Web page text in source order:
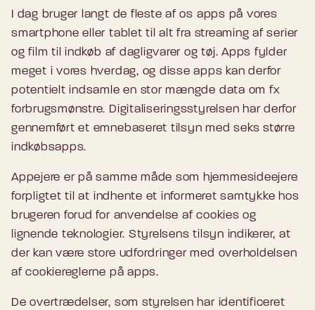
I dag bruger langt de fleste af os apps på vores
smartphone eller tablet til alt fra streaming af serier
og film til indkøb af dagligvarer og tøj. Apps fylder
meget i vores hverdag, og disse apps kan derfor
potentielt indsamle en stor mængde data om fx
forbrugsmønstre. Digitaliseringsstyrelsen har derfor
gennemført et emnebaseret tilsyn med seks større
indkøbsapps.
Appejere er på samme måde som hjemmesideejere
forpligtet til at indhente et informeret samtykke hos
brugeren forud for anvendelse af cookies og
lignende teknologier. Styrelsens tilsyn indikerer, at
der kan være store udfordringer med overholdelsen
af cookiereglerne på apps.
De overtrædelser, som styrelsen har identificeret